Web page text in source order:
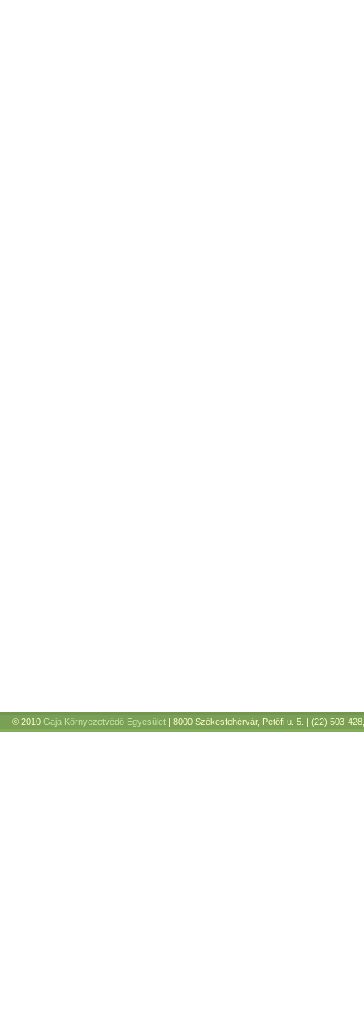
© 2010 Gaja Környezetvédő Egyesület | 8000 Székesfehérvár, Petőfi u. 5. | (22) 503-